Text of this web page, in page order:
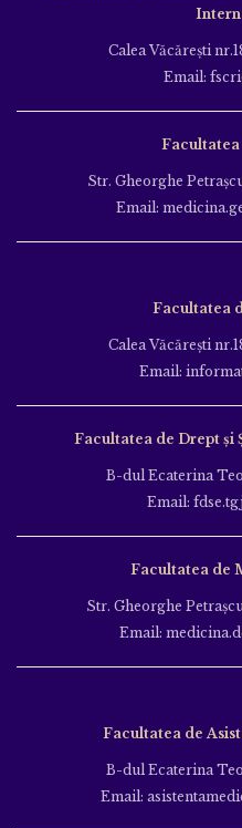
Calea Văcăreşti
Email:
Str. Gheorghe
Email:
Facultatea
Calea Văcăreşti
Email:
Facultatea de Drept și
B-dul Ecaterina
Email:
Facultatea de
Str. Gheorghe
Email:
Facultatea de
B-dul Ecaterina
Email: